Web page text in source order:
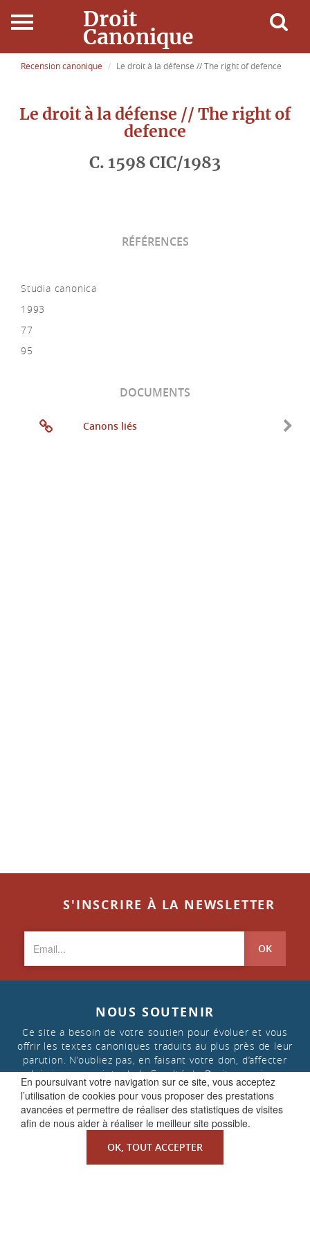
En poursuivant votre navigation sur ce site, vous acceptez
l’utilisation de cookies pour vous proposer des prestations
avancées et permettre de réaliser des statistiques de visites
afin de nous aider à réaliser le meilleur site possible.
OK, TOUT ACCEPTER
Droit
Canonique
Accueil
Droit Canonique
Recension canonique Le droit à la défense // The right of defence
Le droit à la défense // The right of
defence
C. 1598 CIC/1983
RÉFÉRENCES
Studia canonica
1993
77
95
DOCUMENTS
Canons liés
S'INSCRIRE À LA NEWSLETTER
OK
NOUS SOUTENIR
Ce site a besoin de votre soutien pour évoluer et vous
offrir les textes canoniques traduits au plus près de leur
parution. N’oubliez pas, en faisant votre don, d’affecter
celui-ci aux « projets de la Faculté de Droit canonique »
FAIRE UN DON